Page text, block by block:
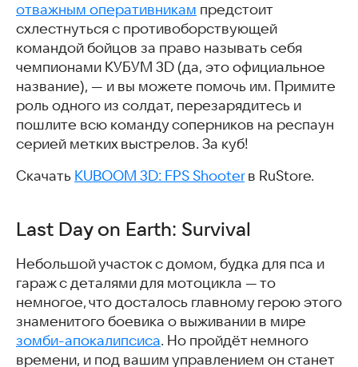
отважным оперативникам предстоит
схлестнуться с противоборствующей
командой бойцов за право называть себя
чемпионами КУБУМ 3D (да, это официальное
название), — и вы можете помочь им. Примите
роль одного из солдат, перезарядитесь и
пошлите всю команду соперников на респаун
серией метких выстрелов. За куб!
Скачать KUBOOM 3D: FPS Shooterв RuStore.
Last Day on Earth: Survival
Небольшой участок с домом, будка для пса и
гараж с деталями для мотоцикла — то
немногое, что досталось главному герою этого
знаменитого боевика о выживании в мире
зомби-апокалипсиса. Но пройдёт немного
времени, и под вашим управлением он станет